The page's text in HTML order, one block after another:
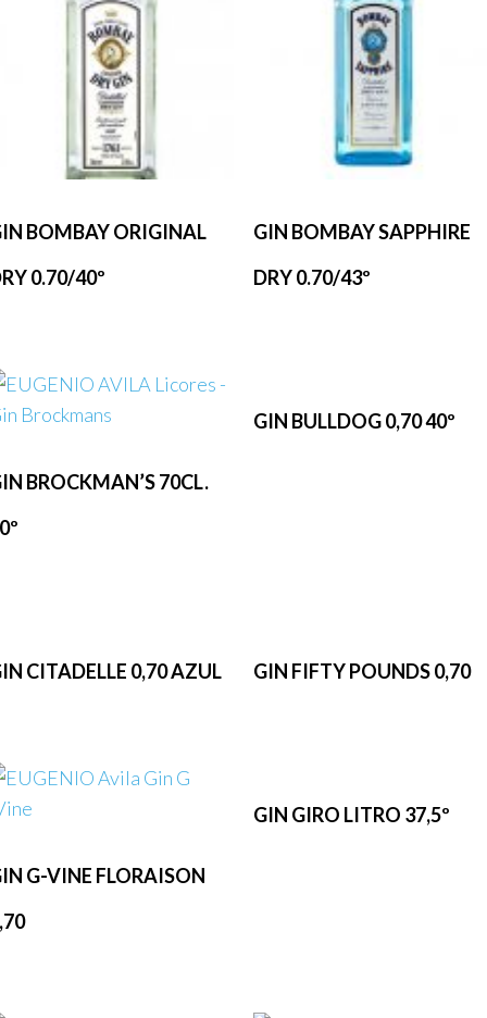
BOMBAY ORIGINAL
0.70/40º
GIN BOMBAY SAPPHIRE
DRY 0.70/43º
BROCKMAN’S 70CL.
GIN BULLDOG 0,70 40º
CITADELLE 0,70 AZUL GIN FIFTY POUNDS 0,70
G-VINE FLORAISON
GIN GIRO LITRO 37,5º